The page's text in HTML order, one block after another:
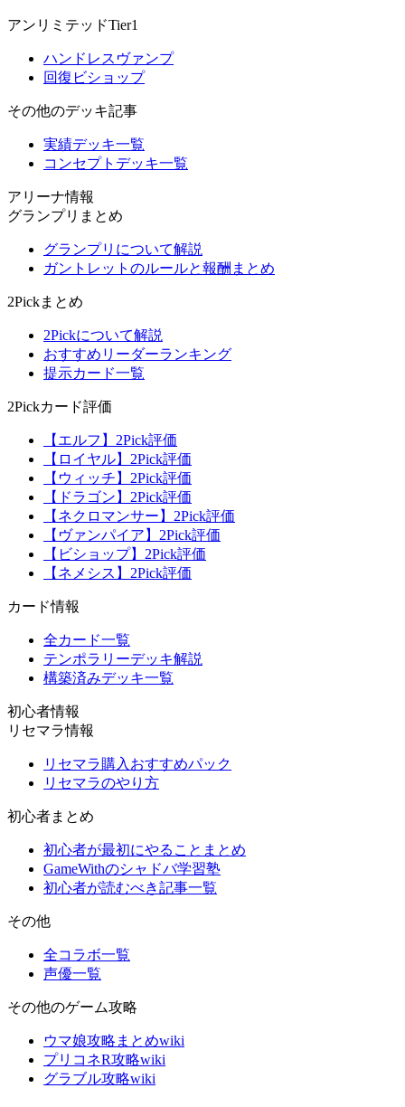
アンリミテッドTier1
ハンドレスヴァンプ
回復ビショップ
その他のデッキ記事
実績デッキ一覧
コンセプトデッキ一覧
アリーナ情報
グランプリまとめ
グランプリについて解説
ガントレットのルールと報酬まとめ
2Pickまとめ
2Pickについて解説
おすすめリーダーランキング
提示カード一覧
2Pickカード評価
【エルフ】2Pick評価
【ロイヤル】2Pick評価
【ウィッチ】2Pick評価
【ドラゴン】2Pick評価
【ネクロマンサー】2Pick評価
【ヴァンパイア】2Pick評価
【ビショップ】2Pick評価
【ネメシス】2Pick評価
カード情報
全カード一覧
テンポラリーデッキ解説
構築済みデッキ一覧
初心者情報
リセマラ情報
リセマラ購入おすすめパック
リセマラのやり方
初心者まとめ
初心者が最初にやることまとめ
GameWithのシャドバ学習塾
初心者が読むべき記事一覧
その他
全コラボ一覧
声優一覧
その他のゲーム攻略
ウマ娘攻略まとめwiki
プリコネR攻略wiki
グラブル攻略wiki